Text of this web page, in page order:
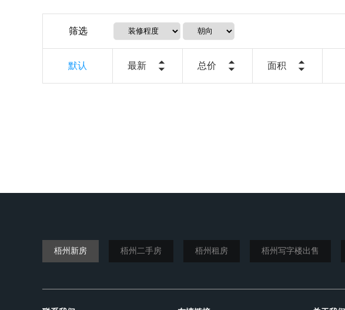
筛选
默认 最新 总价 面积
梧州新房 梧州二手房 梧州租房 梧州写字楼出售